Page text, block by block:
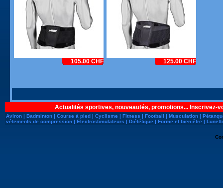
105.00 CHF 125.00 CHF
Actualités sportives, nouveautés, promotions... Inscrivez-
Aviron | Badminton | Course à pied | Cyclisme | Fitness | Football | Musculation |
vêtements de compression | Electrostimulateurs | Diététique | Forme et bien-être |